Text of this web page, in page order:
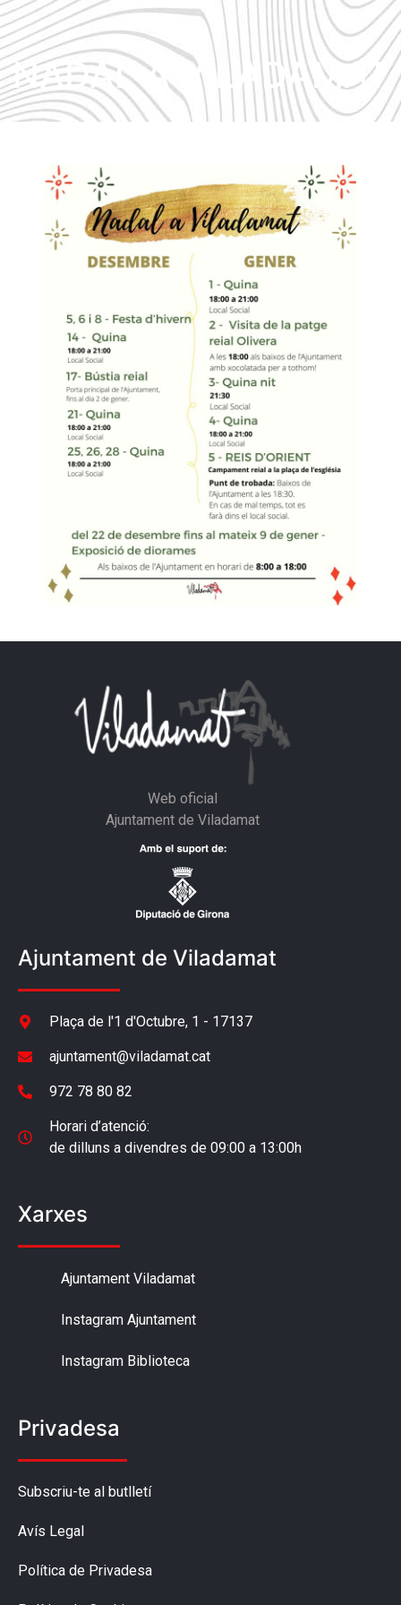
NADAL A VILADAMAT
Web oficial
Ajuntament de Viladamat
Ajuntament de Viladamat
Plaça de l'1 d'Octubre, 1 - 17137
ajuntament@viladamat.cat
972 78 80 82
Horari d’atenció:
de dilluns a divendres de 09:00 a 13:00h
Xarxes
Ajuntament Viladamat
Instagram Ajuntament
Instagram Biblioteca
Privadesa
Subscriu-te al butlletí
Avís Legal
Política de Privadesa